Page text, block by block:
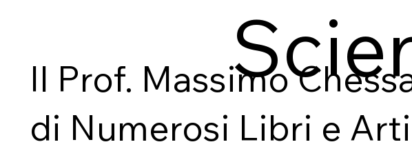
Il Prof. Massimo
di Numerosi Libri e